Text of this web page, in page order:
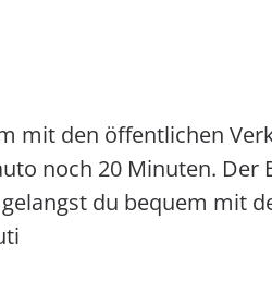
mit den öffentlichen
noch 20 Minuten. Der
du bequem mit